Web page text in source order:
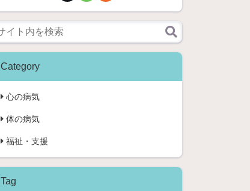
Category
心の病気
体の病気
福祉・支援
Tag